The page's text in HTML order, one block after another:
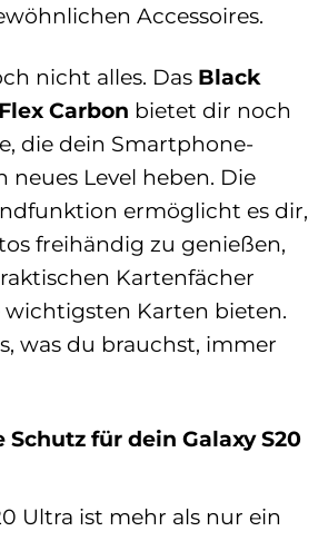
Accessoires.
nicht alles. Das Black
Carbon bietet dir noch
die dein Smartphone-
neues Level heben. Die
ermöglicht es dir,
freihändig zu genießen,
Kartenfächer
wichtigsten Karten bieten.
was du brauchst, immer
für dein Galaxy S20
Ultra ist mehr als nur ein